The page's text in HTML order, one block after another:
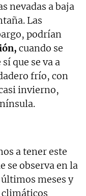
nevadas a baja
Las
podrían
cuando se
que se va a
frío, con
invierno,
a tener este
se observa en la
meses y
climáticos